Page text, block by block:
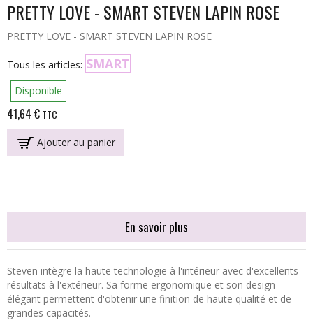
PRETTY LOVE - SMART STEVEN LAPIN ROSE
PRETTY LOVE - SMART STEVEN LAPIN ROSE
Tous les articles: SMART
Disponible
41,64 €TTC
Ajouter au panier
En savoir plus
Steven intègre la haute technologie à l'intérieur avec d'excellents
résultats à l'extérieur. Sa forme ergonomique et son design
élégant permettent d'obtenir une finition de haute qualité et de
grandes capacités.